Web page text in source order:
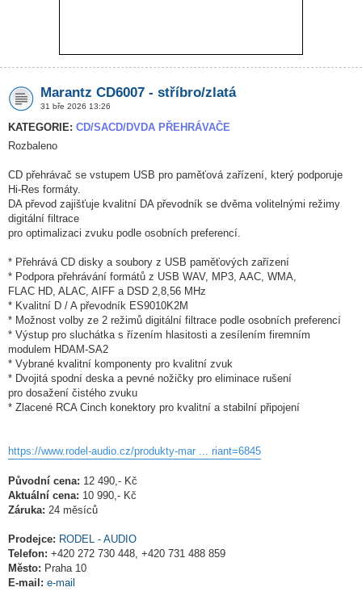
Marantz CD6007 - stříbro/zlatá
31 bře 2026 13:26
KATEGORIE: CD/SACD/DVDA PŘEHRÁVAČE
Rozbaleno
CD přehrávač se vstupem USB pro paměťová zařízení, který podporuje
Hi-Res formáty.
DA převod zajišťuje kvalitní DA převodník se dvěma volitelnými režimy
digitální filtrace
pro optimalizaci zvuku podle osobních preferencí.
* Přehrává CD disky a soubory z USB paměťových zařízení
* Podpora přehrávání formátů z USB WAV, MP3, AAC, WMA,
FLAC HD, ALAC, AIFF a DSD 2,8,56 MHz
* Kvalitní D / A převodník ES9010K2M
* Možnost volby ze 2 režimů digitální filtrace podle osobních preferencí
* Výstup pro sluchátka s řízením hlasitosti a zesílením firemním
modulem HDAM-SA2
* Vybrané kvalitní komponenty pro kvalitní zvuk
* Dvojitá spodní deska a pevné nožičky pro eliminace rušení
pro dosažení čistého zvuku
* Zlacené RCA Cinch konektory pro kvalitní a stabilní připojení
https://www.rodel-audio.cz/produkty-mar ... riant=6845
Původní cena: 12 490,- Kč
Aktuální cena: 10 990,- Kč
Záruka: 24 měsíců
Prodejce: RODEL - AUDIO
Telefon: +420 272 730 448, +420 731 488 859
Město: Praha 10
E-mail: e-mail